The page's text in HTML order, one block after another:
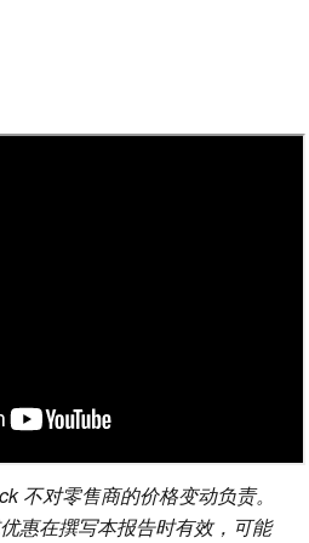
不对零售商的价格变动负责。
惠在撰写本报告时有效，可能